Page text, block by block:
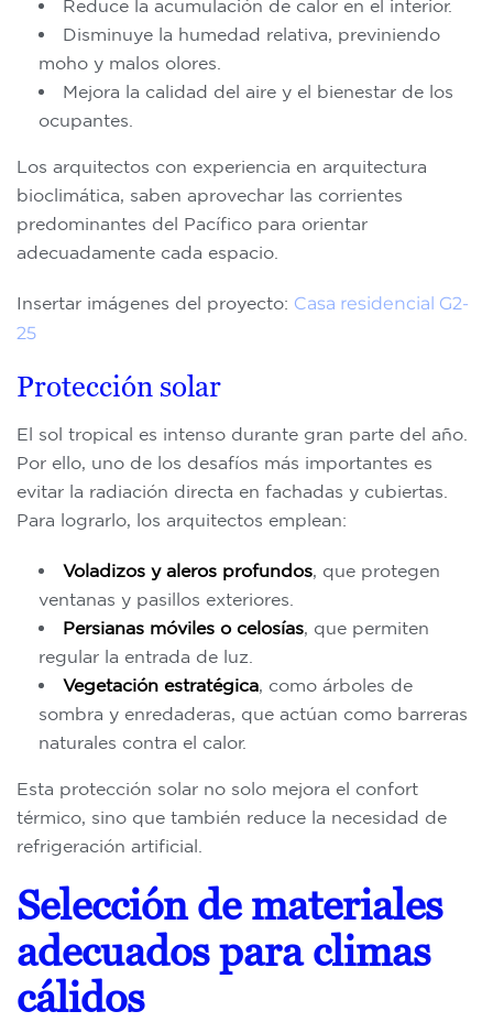
Reduce la acumulación de calor en el interior.
Disminuye la humedad relativa, previniendo
moho y malos olores.
Mejora la calidad del aire y el bienestar de los
ocupantes.
Los arquitectos con experiencia en arquitectura
bioclimática, saben aprovechar las corrientes
predominantes del Pacífico para orientar
adecuadamente cada espacio.
Insertar imágenes del proyecto: Casa residencial G2-
25
Protección solar
El sol tropical es intenso durante gran parte del año.
Por ello, uno de los desafíos más importantes es
evitar la radiación directa en fachadas y cubiertas.
Para lograrlo, los arquitectos emplean:
Voladizos y aleros profundos, que protegen
ventanas y pasillos exteriores.
Persianas móviles o celosías, que permiten
regular la entrada de luz.
Vegetación estratégica, como árboles de
sombra y enredaderas, que actúan como barreras
naturales contra el calor.
Esta protección solar no solo mejora el confort
térmico, sino que también reduce la necesidad de
refrigeración artificial.
Selección de materiales
adecuados para climas
cálidos